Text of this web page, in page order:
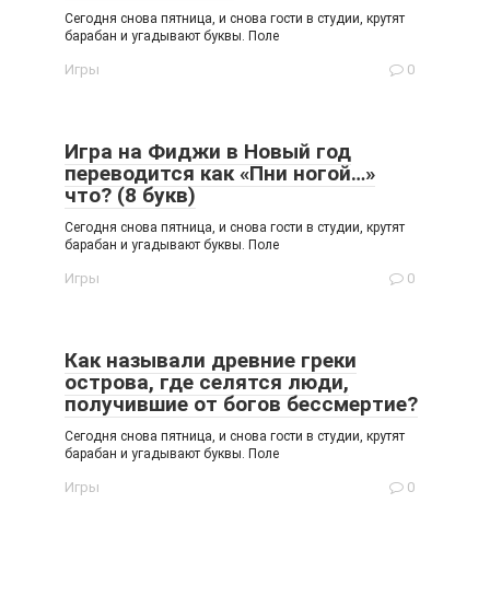
Сегодня снова пятница, и снова гости в студии, крутят
барабан и угадывают буквы. Поле
Игры 0
Игра на Фиджи в Новый год
переводится как «Пни ногой…»
что? (8 букв)
Сегодня снова пятница, и снова гости в студии, крутят
барабан и угадывают буквы. Поле
Игры 0
Как называли древние греки
острова, где селятся люди,
получившие от богов бессмертие?
Сегодня снова пятница, и снова гости в студии, крутят
барабан и угадывают буквы. Поле
Игры 0